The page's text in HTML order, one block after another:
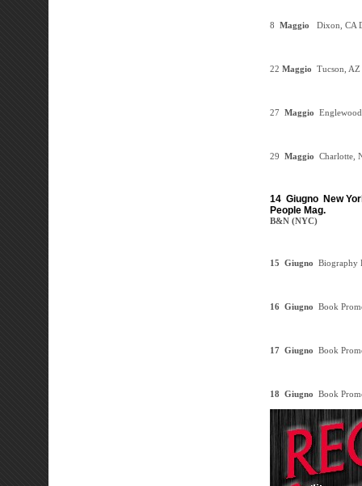
8 Maggio Dixon, CA
22 Maggio Tucson, AZ
27 Maggio
29 Maggio Charlotte,
14 Giugno New
People Mag.
B&N (NYC)
15 Giugno Biography
16 Giugno Book
17 Giugno Book
18 Giugno Book